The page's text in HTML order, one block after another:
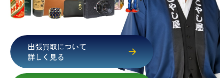
出張買取について
詳しく見る